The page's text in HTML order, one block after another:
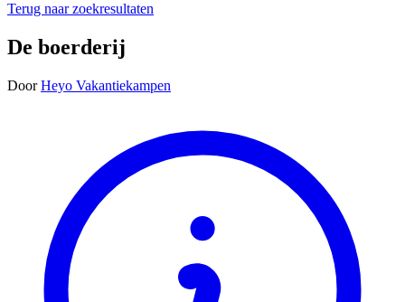
Terug naar zoekresultaten
De boerderij
Door Heyo Vakantiekampen